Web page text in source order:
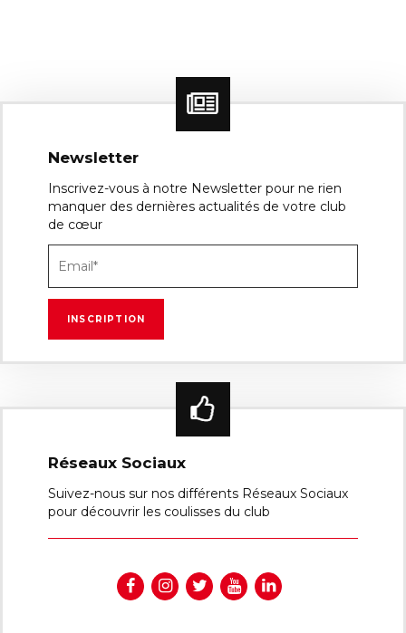
Newsletter
Inscrivez-vous à notre Newsletter pour ne rien
manquer des dernières actualités de votre club
de cœur
Réseaux Sociaux
Suivez-nous sur nos différents Réseaux Sociaux
pour découvrir les coulisses du club